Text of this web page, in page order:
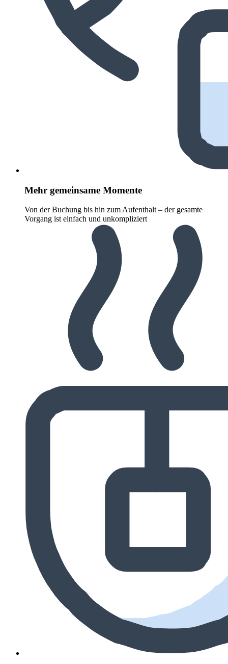
Mehr gemeinsame Momente
Von der Buchung bis hin zum Aufenthalt – der gesamte
Vorgang ist einfach und unkompliziert